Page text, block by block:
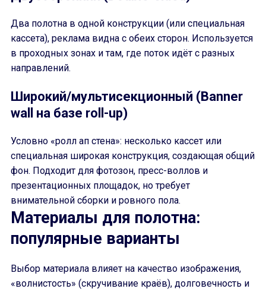
Два полотна в одной конструкции (или специальная
кассета), реклама видна с обеих сторон. Используется
в проходных зонах и там, где поток идёт с разных
направлений.
Широкий/мультисекционный (Banner
wall на базе roll-up)
Условно «ролл ап стена»: несколько кассет или
специальная широкая конструкция, создающая общий
фон. Подходит для фотозон, пресс-воллов и
презентационных площадок, но требует
внимательной сборки и ровного пола.
Материалы для полотна:
популярные варианты
Выбор материала влияет на качество изображения,
«волнистость» (скручивание краёв), долговечность и